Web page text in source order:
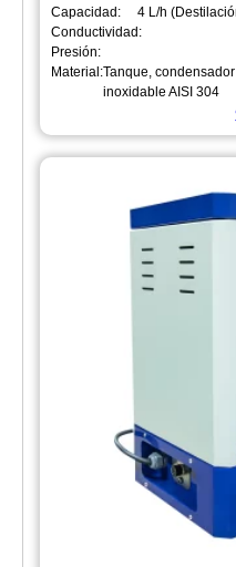
Capacidad:
4 L/h
Conductividad:
Presión:
Material:Tanque,
inoxidable AISI 304